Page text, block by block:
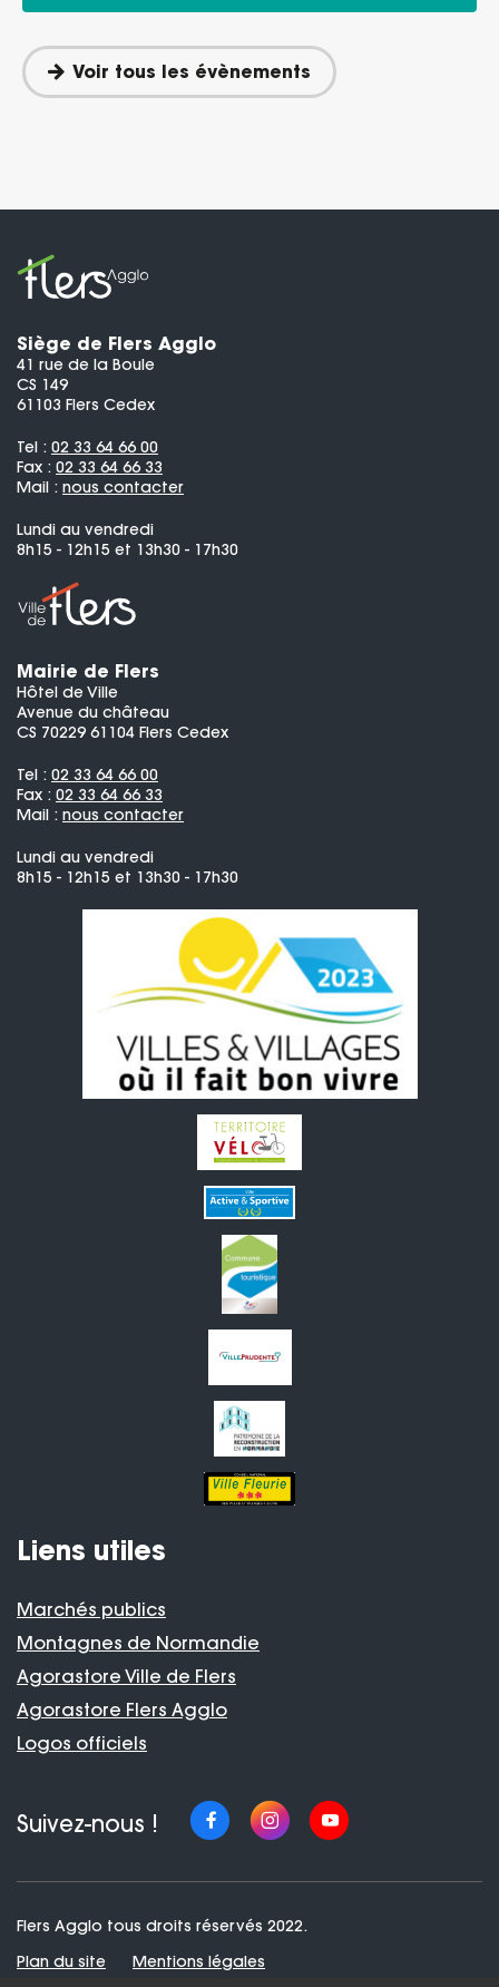
Voir tous les évènements
Siège de Flers Agglo
41 rue de la Boule
CS 149
61103 Flers Cedex
Tel : 02 33 64 66 00
Fax : 02 33 64 66 33
Mail : nous contacter
Lundi au vendredi
8h15 - 12h15 et 13h30 - 17h30
Mairie de Flers
Hôtel de Ville
Avenue du château
CS 70229 61104 Flers Cedex
Tel : 02 33 64 66 00
Fax : 02 33 64 66 33
Mail : nous contacter
Lundi au vendredi
8h15 - 12h15 et 13h30 - 17h30
Suivez-nous !
Liens utiles
Marchés publics
Montagnes de Normandie
Agorastore Ville de Flers
Agorastore Flers Agglo
Logos officiels
Flers Agglo tous droits réservés 2022.
Plan du site
Mentions légales